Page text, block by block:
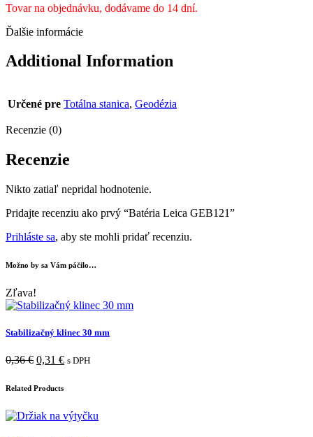
Tovar na objednávku, dodávame do 14 dní.
Ďalšie informácie
Additional Information
Určené pre Totálna stanica, Geodézia
Recenzie (0)
Recenzie
Nikto zatiaľ nepridal hodnotenie.
Pridajte recenziu ako prvý “Batéria Leica GEB121”
Prihláste sa, aby ste mohli pridať recenziu.
Možno by sa Vám páčilo…
Zľava!
Stabilizačný klinec 30 mm
0,36€ 0,31 € s DPH
Related Products